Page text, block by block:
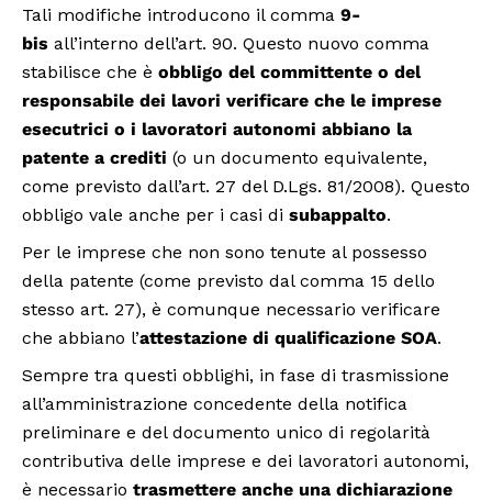
Tali modifiche introducono il comma 9-
bis all’interno dell’art. 90. Questo nuovo comma
stabilisce che è obbligo del committente o del
responsabile dei lavori verificare che le imprese
esecutrici o i lavoratori autonomi abbiano la
patente a crediti (o un documento equivalente,
come previsto dall’art. 27 del D.Lgs. 81/2008). Questo
obbligo vale anche per i casi di subappalto.
Per le imprese che non sono tenute al possesso
della patente (come previsto dal comma 15 dello
stesso art. 27), è comunque necessario verificare
che abbiano l’attestazione di qualificazione SOA.
Sempre tra questi obblighi, in fase di trasmissione
all’amministrazione concedente della notifica
preliminare e del documento unico di regolarità
contributiva delle imprese e dei lavoratori autonomi,
è necessario trasmettere anche una dichiarazione